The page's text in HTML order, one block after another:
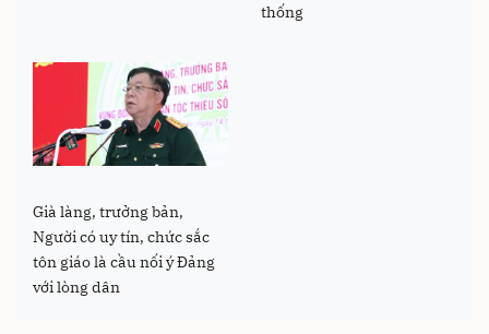
thống
Già làng, trưởng bản,
Người có uy tín, chức sắc
tôn giáo là cầu nối ý Đảng
với lòng dân